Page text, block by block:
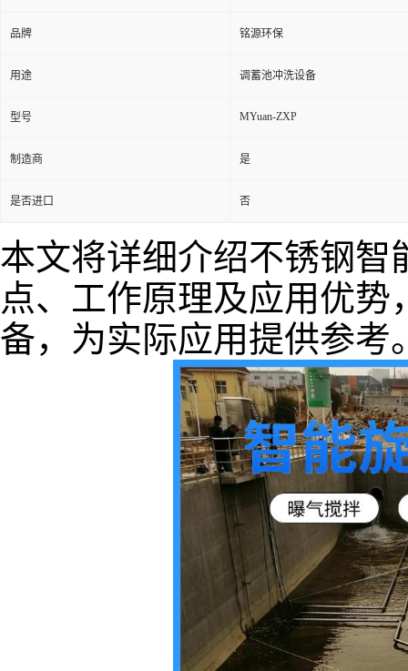
品牌 铭源环保
用途 调蓄池冲洗设备
型号 MYuan-ZXP
制造商 是
是否进口 否
本文将详细介绍不锈钢智
点、工作原理及应用优
备，为实际应用提供参考